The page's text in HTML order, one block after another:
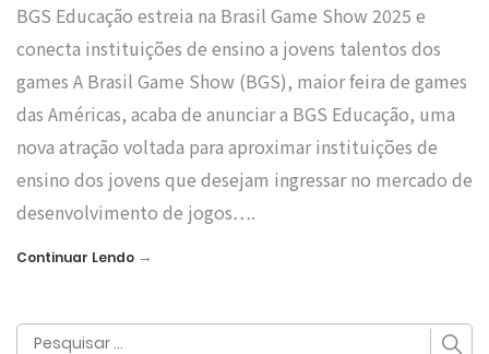
BGS Educação estreia na Brasil Game Show 2025 e
conecta instituições de ensino a jovens talentos dos
games A Brasil Game Show (BGS), maior feira de games
das Américas, acaba de anunciar a BGS Educação, uma
nova atração voltada para aproximar instituições de
ensino dos jovens que desejam ingressar no mercado de
desenvolvimento de jogos….
Continuar Lendo →